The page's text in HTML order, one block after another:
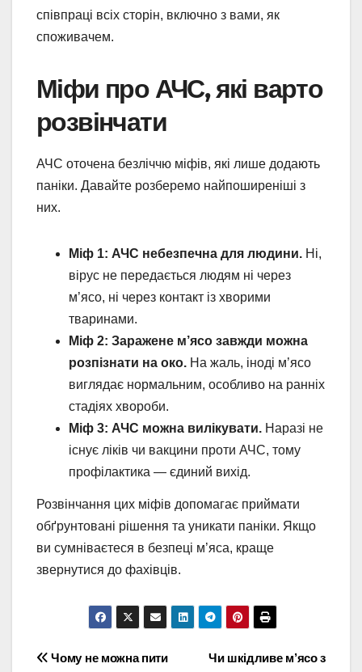
співпраці всіх сторін, включно з вами, як
споживачем.
Міфи про АЧС, які варто
розвінчати
АЧС оточена безліччю міфів, які лише додають
паніки. Давайте розберемо найпоширеніші з
них.
Міф 1: АЧС небезпечна для людини. Ні,
вірус не передається людям ні через
м’ясо, ні через контакт із хворими
тваринами.
Міф 2: Заражене м’ясо завжди можна
розпізнати на око. На жаль, іноді м’ясо
виглядає нормальним, особливо на ранніх
стадіях хвороби.
Міф 3: АЧС можна вилікувати. Наразі не
існує ліків чи вакцини проти АЧС, тому
профілактика — єдиний вихід.
Розвінчання цих міфів допомагає приймати
обґрунтовані рішення та уникати паніки. Якщо
ви сумніваєтеся в безпеці м’яса, краще
звернутися до фахівців.
Навігація
Чи шкідливе м’ясо з
Чому не можна пити